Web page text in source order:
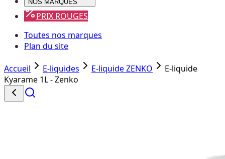
NOS MARQUES
PRIX ROUGES
Toutes nos marques
Plan du site
Accueil E-liquides E-liquide ZENKO
E-liquide
Kyarame 1L - Zenko